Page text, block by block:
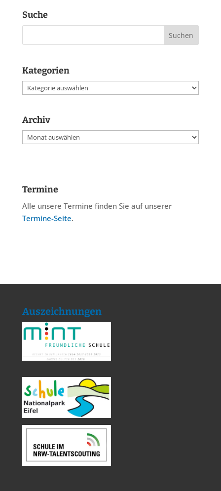
Suche
Kategorien
Kategorien
Archiv
Archiv
Termine
Alle unsere Termine finden Sie auf unserer
Termine-Seite.
Auszeichnungen